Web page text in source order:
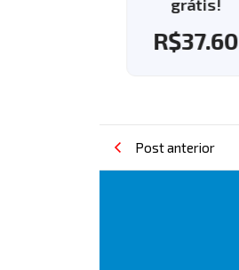
grátis!
R$37.60
Post anterior